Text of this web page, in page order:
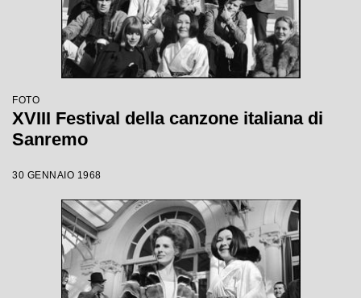
FOTO
XVIII Festival della canzone italiana di
Sanremo
30 GENNAIO 1968